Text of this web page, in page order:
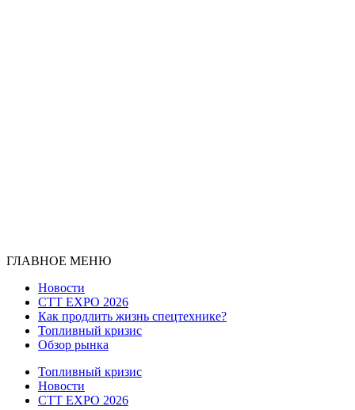
ГЛАВНОЕ МЕНЮ
Новости
CTT EXPO 2026
Как продлить жизнь спецтехнике?
Топливный кризис
Обзор рынка
Топливный кризис
Новости
CTT EXPO 2026